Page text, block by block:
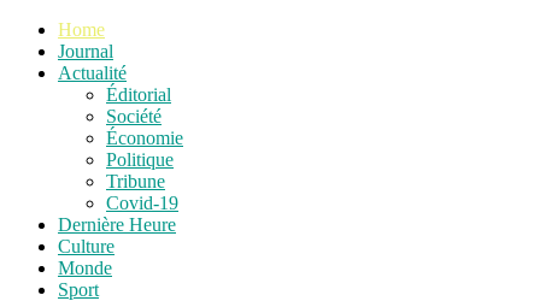
Home
Journal
Actualité
Éditorial
Société
Économie
Politique
Tribune
Covid-19
Dernière Heure
Culture
Monde
Sport